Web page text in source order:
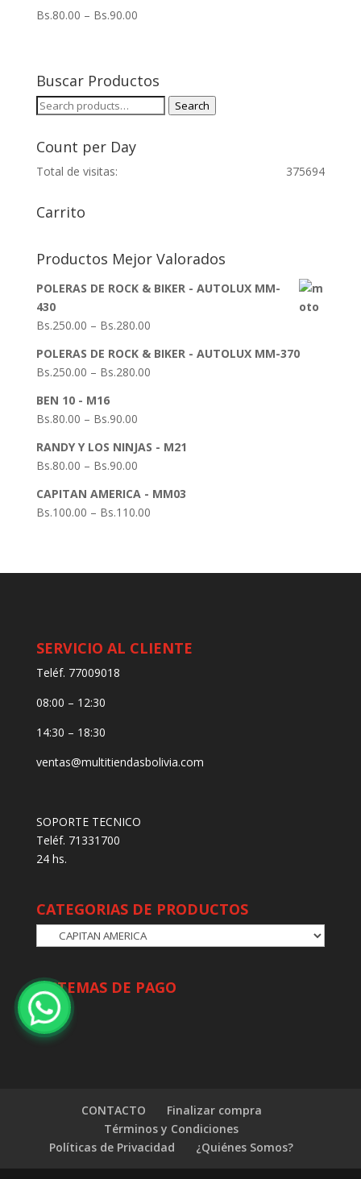
Bs.80.00 – Bs.90.00
Buscar Productos
Search
Search
Count per Day
375694
Total de visitas:
Carrito
Productos Mejor Valorados
POLERAS DE ROCK & BIKER - AUTOLUX MM-
430
Bs.250.00 – Bs.280.00
POLERAS DE ROCK & BIKER - AUTOLUX MM-370
Bs.250.00 – Bs.280.00
BEN 10 - M16
Bs.80.00 – Bs.90.00
RANDY Y LOS NINJAS - M21
Bs.80.00 – Bs.90.00
CAPITAN AMERICA - MM03
Bs.100.00 – Bs.110.00
SERVICIO AL CLIENTE
Teléf. 77009018
08:00 – 12:30
14:30 – 18:30
ventas@multitiendasbolivia.com
SOPORTE TECNICO
Teléf. 71331700
24 hs.
CATEGORIAS DE PRODUCTOS
SISTEMAS DE PAGO
CONTACTO
Finalizar compra
Términos y Condiciones
Políticas de Privacidad
¿Quiénes Somos?